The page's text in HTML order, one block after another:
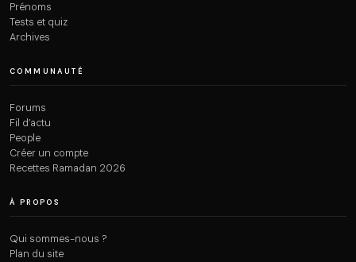
Prénoms
Tests et quiz
Archives
COMMUNAUTÉ
Forums
Fil d’actu
People
Créer un compte
Recettes Ramadan 2026
À PROPOS
Qui sommes-nous ?
Plan du site